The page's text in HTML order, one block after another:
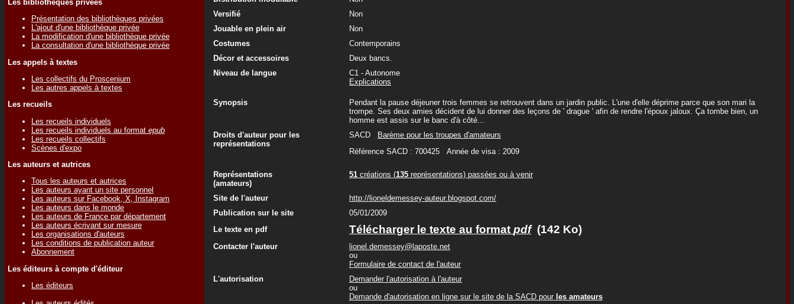
Les bibliothèques privées
Présentation des bibliothèques privées
L'ajout d'une bibliothèque privée
La modification d'une bibliothèque privée
La consultation d'une bibliothèque privée
Les appels à textes
Les collectifs du Proscenium
Les autres appels à textes
Les recueils
Les recueils individuels
Les recueils individuels au format epub
Les recueils collectifs
Scènes d'expo
Les auteurs et autrices
Tous les auteurs et autrices
Les auteurs ayant un site personnel
Les auteurs sur Facebook, X, Instagram
Les auteurs dans le monde
Les auteurs de France par département
Les auteurs écrivant sur mesure
Les organisations d'auteurs
Les conditions de publication auteur
Abonnement
Les éditeurs à compte d'éditeur
Les éditeurs
Versifié
Non
Jouable en plein air
Non
Costumes
Contemporains
Décor et accessoires
Deux bancs.
Niveau de langue
C1 - Autonome
Explications
Synopsis
Pendant la pause déjeuner trois femmes se retrouvent dans un jardin public. L'une d'elle déprime parce que son mari la
trompe. Ses deux amies décident de lui donner des leçons de ' drague ' afin de rendre l'époux jaloux. Ça tombe bien, un
homme est assis sur le banc d'à côté...
Droits d'auteur pour les
représentations
SACD
Barème pour les troupes d'amateurs
Référence SACD : 700425 Année de visa : 2009
Représentations
(amateurs)
51 créations (135 représentations) passées ou à venir
Site de l'auteur
http://lioneldemessey-auteur.blogspot.com/
Publication sur le site
05/01/2009
Le texte en pdf
Télécharger le texte au format pdf(142 Ko)
Contacter l'auteur
lionel.demessey@laposte.net
ou
Formulaire de contact de l'auteur
L'autorisation
Demander l'autorisation à l'auteur
ou
Demande d'autorisation en ligne sur le site de la SACD pour les amateurs